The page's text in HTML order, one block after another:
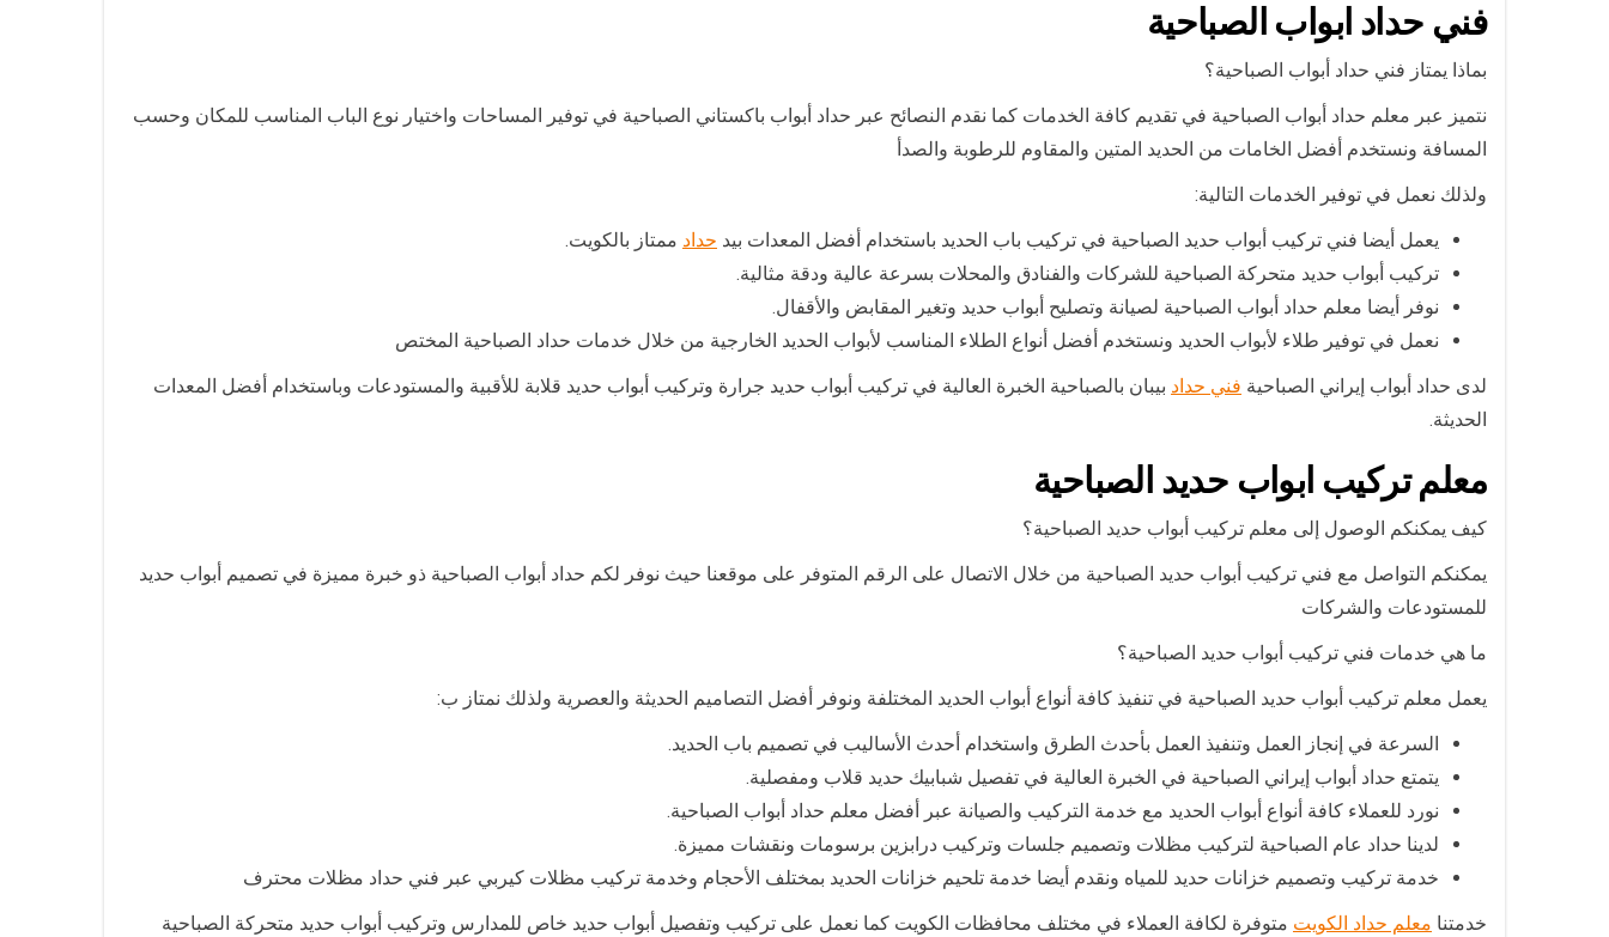
فني حداد ابواب الصباحية
بماذا يمتاز فني حداد أبواب الصباحية؟
نتميز عبر معلم حداد أبواب الصباحية في تقديم كافة الخدمات كما نقدم النصائح عبر حداد أبواب باكستاني الصباحية في توفير المساحات واختيار نوع الباب المناسب للمكان وحسب
المسافة ونستخدم أفضل الخامات من الحديد المتين والمقاوم للرطوبة والصدأ
ولذلك نعمل في توفير الخدمات التالية:
يعمل أيضا فني تركيب أبواب حديد الصباحية في تركيب باب الحديد باستخدام أفضل المعدات بيد حداد ممتاز بالكويت.
تركيب أبواب حديد متحركة الصباحية للشركات والفنادق والمحلات بسرعة عالية ودقة مثالية.
نوفر أيضا معلم حداد أبواب الصباحية لصيانة وتصليح أبواب حديد وتغير المقابض والأقفال.
نعمل في توفير طلاء لأبواب الحديد ونستخدم أفضل أنواع الطلاء المناسب لأبواب الحديد الخارجية من خلال خدمات حداد الصباحية المختص
لدى حداد أبواب إيراني الصباحية فني حداد بيبان بالصباحية الخبرة العالية في تركيب أبواب حديد جرارة وتركيب أبواب حديد قلابة للأقبية والمستودعات وباستخدام أفضل المعدات
الحديثة.
معلم تركيب ابواب حديد الصباحية
كيف يمكنكم الوصول إلى معلم تركيب أبواب حديد الصباحية؟
يمكنكم التواصل مع فني تركيب أبواب حديد الصباحية من خلال الاتصال على الرقم المتوفر على موقعنا حيث نوفر لكم حداد أبواب الصباحية ذو خبرة مميزة في تصميم أبواب حديد
للمستودعات والشركات
ما هي خدمات فني تركيب أبواب حديد الصباحية؟
يعمل معلم تركيب أبواب حديد الصباحية في تنفيذ كافة أنواع أبواب الحديد المختلفة ونوفر أفضل التصاميم الحديثة والعصرية ولذلك نمتاز ب:
السرعة في إنجاز العمل وتنفيذ العمل بأحدث الطرق واستخدام أحدث الأساليب في تصميم باب الحديد.
يتمتع حداد أبواب إيراني الصباحية في الخبرة العالية في تفصيل شبابيك حديد قلاب ومفصلية.
نورد للعملاء كافة أنواع أبواب الحديد مع خدمة التركيب والصيانة عبر أفضل معلم حداد أبواب الصباحية.
لدينا حداد عام الصباحية لتركيب مظلات وتصميم جلسات وتركيب درابزين برسومات ونقشات مميزة.
خدمة تركيب وتصميم خزانات حديد للمياه ونقدم أيضا خدمة تلحيم خزانات الحديد بمختلف الأحجام وخدمة تركيب مظلات كيربي عبر فني حداد مظلات محترف
خدمتنا معلم حداد الكويت متوفرة لكافة العملاء في مختلف محافظات الكويت كما نعمل على تركيب وتفصيل أبواب حديد خاص للمدارس وتركيب أبواب حديد متحركة الصباحية